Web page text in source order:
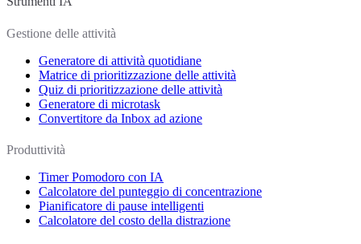
Gestione delle attività
Generatore di attività quotidiane
Matrice di prioritizzazione delle attività
Quiz di prioritizzazione delle attività
Generatore di microtask
Convertitore da Inbox ad azione
Produttività
Timer Pomodoro con IA
Calcolatore del punteggio di concentrazione
Pianificatore di pause intelligenti
Calcolatore del costo della distrazione